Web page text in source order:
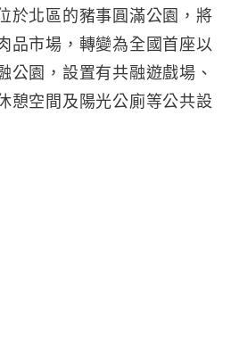
於北區的豬事圓滿公園，將
品市場，轉變為全國首座以
公園，設置有共融遊戲場、
憩空間及陽光公廁等公共設